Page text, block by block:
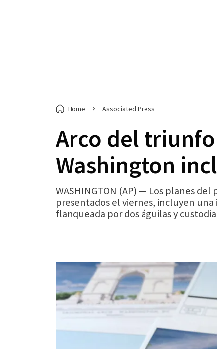
Home Associated Press
Arco del
Washington
WASHINGTON (AP) — Los planes
presentados el viernes, incluyen
flanqueada por dos águilas y